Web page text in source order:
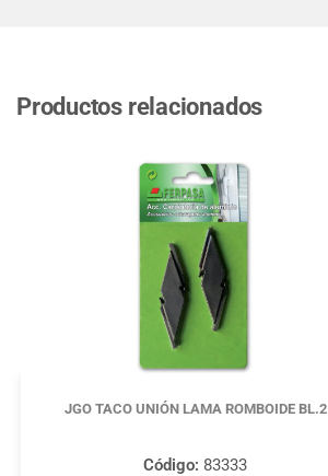
Productos relacionados
JGO TACO UNIÓN LAMA ROMBOIDE BL.2
Código: 83333